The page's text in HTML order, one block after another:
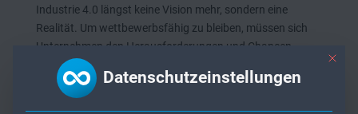
Industrie 4.0 längst keine Vision mehr, sondern eine
Realität. Um wettbewerbsfähig zu bleiben, müssen sich
Unternehmen den Herausforderungen und Chancen
dieser vierten industriellen Revolution stellen. Ein
wesentliches Instrument zur Optimierung von
Produktionsprozessen in diesem Kontext ist die
Mit
Datenschutzeinstellungen